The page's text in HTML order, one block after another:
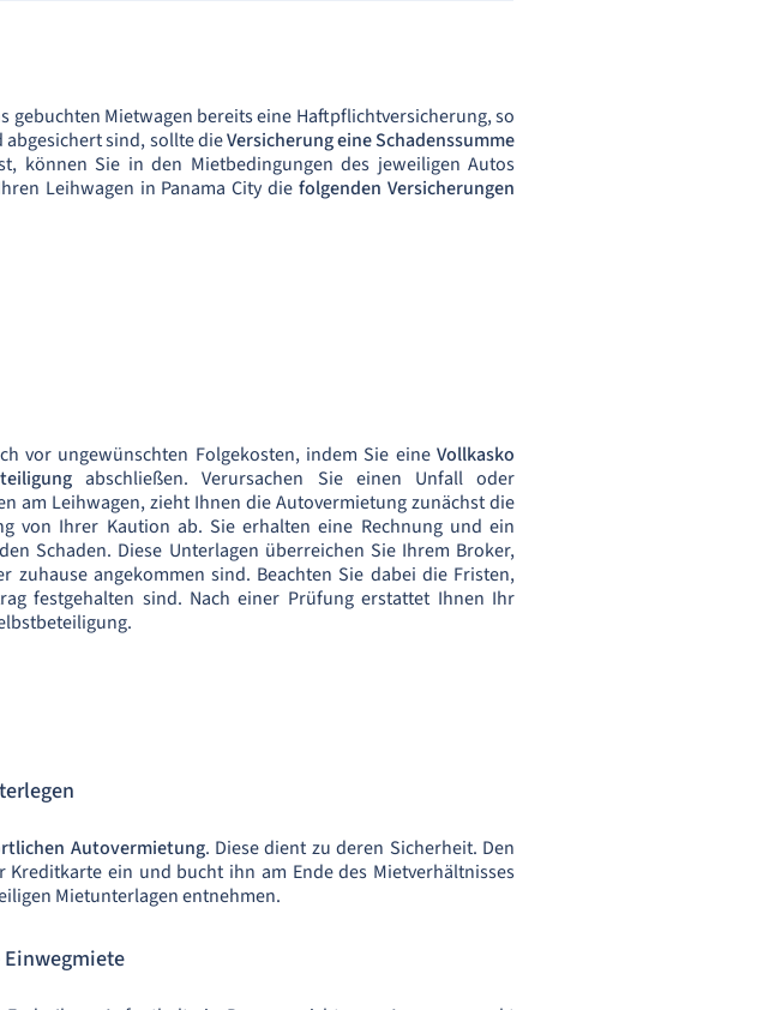
Mietwagen bereits eine Haftpflichtversicherung, so
abgesichert sind, sollte dieVersicherung eine Schadenssumme
können Sie in den Mietbedingungen des jeweiligen Autos
Leihwagen in Panama City diefolgenden Versicherungen
vor ungewünschten Folgekosten, indem Sie eine Vollkasko
abschließen. Verursachen Sie einen Unfall oder
am Leihwagen, zieht Ihnen die Autovermietung zunächst die
von Ihrer Kaution ab. Sie erhalten eine Rechnung und ein
Schaden. Diese Unterlagen überreichen Sie Ihrem Broker,
zuhause angekommen sind. Beachten Sie dabei die Fristen,
festgehalten sind. Nach einer Prüfung erstattet Ihnen Ihr
Autovermietung. Diese dient zu deren Sicherheit. Den
ein und bucht ihn am Ende des Mietverhältnisses
Mietunterlagen entnehmen.